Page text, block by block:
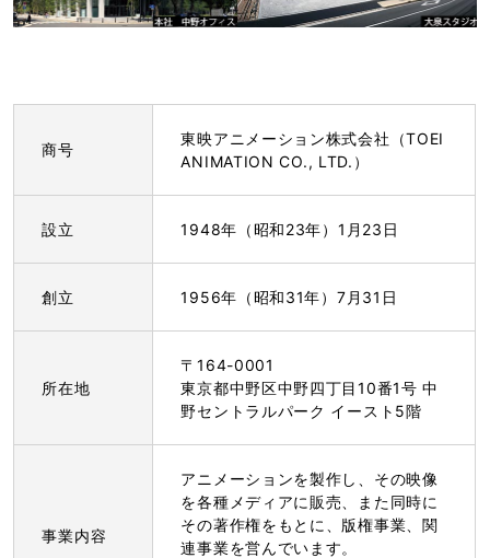
商号
東映アニメーション株式会社（TOEI
ANIMATION CO., LTD.）
設立 1948年（昭和23年）1月23日
創立 1956年（昭和31年）7月31日
所在地
〒164-0001
東京都中野区中野四丁目10番1号 中
野セントラルパーク イースト5階
事業内容
アニメーションを製作し、その映像
を各種メディアに販売、また同時に
その著作権をもとに、版権事業、関
連事業を営んでいます。